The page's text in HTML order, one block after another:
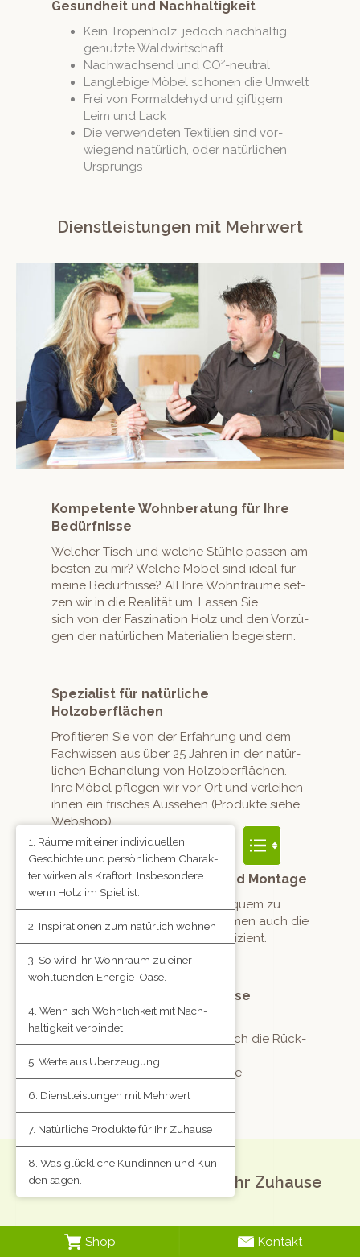
Gesundheit und Nachhaltigkeit
Kein Tropen­holz, jedoch nach­haltig
genutzte Waldwirtschaft
Nachwach­send und CO²-neutral
Lan­glebige Möbel scho­nen die Umwelt
Frei von Formalde­hyd und giftigem
Leim und Lack
Die ver­wen­de­ten Tex­tilien sind vor­
wiegend natür­lich, oder natür­lichen
Ursprungs
Dienstleistungen mit Mehrwert
Kompetente Wohnberatung für Ihre
Bedürfnisse
Welch­er Tisch und welche Stüh­le passen am
besten zu mir? Welche Möbel sind ide­al für
meine Bedürfnisse? All Ihre Wohn­träume set­
zen wir in die Real­ität um. Lassen Sie
sich von der Fasz­i­na­tion Holz und den Vorzü­
gen der natür­lichen Mate­ri­alien begeistern.
Spezialist für natürliche
Holzoberflächen
Prof­i­tieren Sie von der Erfahrung und dem
Fach­wis­sen aus über 25 Jahren in der natür­
lichen Behand­lung von Hol­zober­flächen.
Ihre Möbel pfle­gen wir vor Ort und ver­lei­hen
ihnen ein frisches Ausse­hen (Pro­duk­te siehe
Webshop).
Professionelle Lieferung und Montage
Wir liefern Ihre neuen Möbel bequem zu
Ihnen nach Hause und übernehmen auch die
Mon­tage – pro­fes­sionell und effizient.
Fachgerechte und kostenlose
Entsorgung
Zu unserem Ser­vice gehören auch die Rück­
nahme der Ver­pack­ung und die
fachgerechte, umweltfreundliche
Entsorgung Ihrer alten Möbel.
Natürliche Produkte für Ihr Zuhause
Räume mit ein­er indi­vidu­ellen
Geschichte und per­sön­lichem Charak­
ter wirken als Kraftort. Ins­beson­dere
wenn Holz im Spiel ist.
Inspi­ra­tio­nen zum natür­lich wohnen
So wird Ihr Wohn­raum zu ein­er
wohltuen­den Energie-Oase.
Wenn sich Wohn­lichkeit mit Nach­
haltigkeit verbindet
Werte aus Überzeugung
Dien­stleis­tun­gen mit Mehrwert
Natür­liche Pro­duk­te für Ihr Zuhause
Was glück­liche Kundin­nen und Kun­
den sagen.
Shop Kontakt